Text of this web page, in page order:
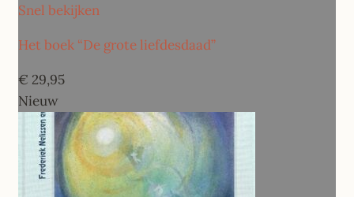
Snel bekijken
Het boek “De grote liefdesdaad”
€ 29,95
Nieuw